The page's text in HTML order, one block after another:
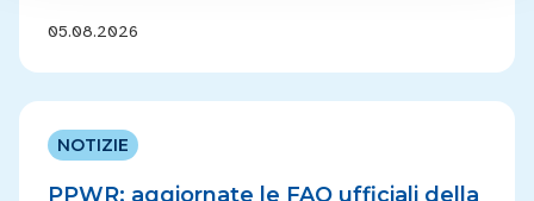
05.08.2026
NOTIZIE
PPWR: aggiornate le FAQ ufficiali della